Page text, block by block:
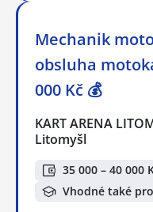
Mechanik
obsluha
000 Kč 💰
KART ARENA
Litomyšl
35 000 – 40 000
Vhodné také